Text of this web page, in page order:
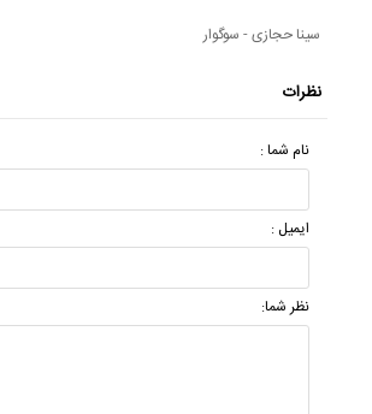
سینا حجازی - سوگوار
نظرات
نام شما :
ایمیل :
نظر شما: